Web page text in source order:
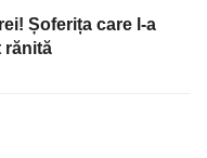
Șoferița care l-a
rănită